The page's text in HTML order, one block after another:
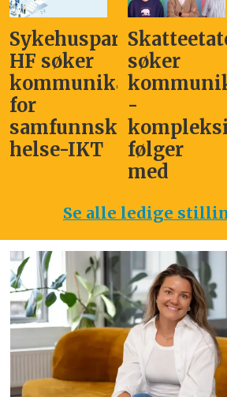
Sykehuspartner
HF søker
kommunikasjonssjef
for
samfunnskritisk
helse-IKT
søker
-
følger
med
Se alle ledige